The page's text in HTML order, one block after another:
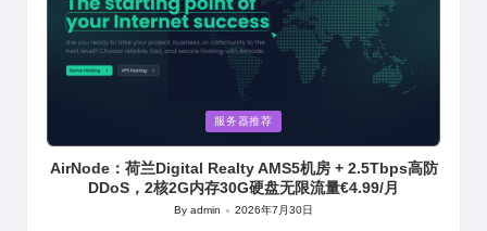
in
服务器推荐
AirNode：荷兰Digital Realty AMS5机房 + 2.5Tbps高防
DDoS，2核2G内存30G硬盘无限流量€4.99/月
Posted
Byadmin 2026年7月30日